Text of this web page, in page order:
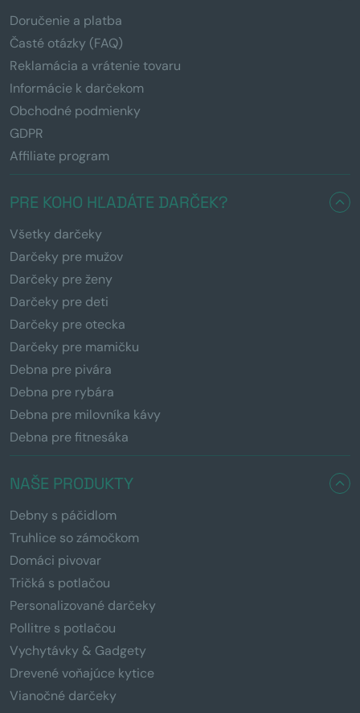
Doručenie a platba
Časté otázky (FAQ)
Reklamácia a vrátenie tovaru
Informácie k darčekom
Obchodné podmienky
GDPR
Affiliate program
PRE KOHO HĽADÁTE DARČEK?
Všetky darčeky
Darčeky pre mužov
Darčeky pre ženy
Darčeky pre deti
Darčeky pre otecka
Darčeky pre mamičku
Debna pre pivára
Debna pre rybára
Debna pre milovníka kávy
Debna pre fitnesáka
NAŠE PRODUKTY
Debny s páčidlom
Truhlice so zámočkom
Domáci pivovar
Tričká s potlačou
Personalizované darčeky
Pollitre s potlačou
Vychytávky & Gadgety
Drevené voňajúce kytice
Vianočné darčeky